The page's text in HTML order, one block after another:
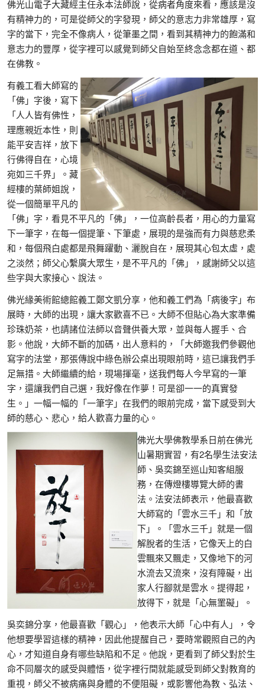
佛光山電子大藏經主任永本法師說，從病者角度來看，應該是沒
有精神力的，可是從師父的字發現，師父的意志力非常雄厚，寫
字的當下，完全不像病人，從筆墨之間，看到其精神力的飽滿和
意志力的豐厚，從字裡可以感覺到師父自始至終念念都在道、都
在佛教。
有義工看大師寫的
「佛」字後，寫下
「人人皆有佛性，
理應親近本性，則
能平安吉祥，放下
行佛得自在，心境
宛如三千界」。藏
經樓的葉師姐說，
從一個簡單平凡的
「佛」字，看見不平凡的「佛」，一位高齡長者，用心的力量寫
下一筆字，在每一個提筆、下筆處，展現的是強而有力與慈悲柔
和，每個飛白處都是飛舞躍動、灑脫自在，展現其心包太虛，處
之淡然；師父心繫廣大眾生，是不平凡的「佛」，感謝師父以這
些字與大家接心、說法。
佛光緣美術館總館義工鄭文凱分享，他和義工們為「病後字」布
展時，大師的出現，讓大家歡喜不已。大師不但貼心為大家準備
珍珠奶茶，也請諸位法師以音聲供養大眾，並與每人握手、合
影。他說，大師不斷的加碼，出人意料的，「大師邀我們參觀他
寫字的法堂，那張傳說中綠色辦公桌出現眼前時，這已讓我們手
足無措。大師繼續的給，現場揮毫，送我們每人今早寫的一筆
字，還讓我們自己選，我好像在作夢！可是卻一一的真實發
生。」一幅一幅的「一筆字」在我們的眼前完成，當下感受到大
師的慈心、悲心，給人歡喜力量的心。
佛光大學佛教學系日前在佛光
山暑期實習，有2名學生法安法
師、吳奕錦至巡山知客組服
務，在傳燈樓導覽大師的書
法。法安法師表示，他最喜歡
大師寫的「雲水三千」和「放
下」。「雲水三千」就是一個
解脫者的生活，它像天上的白
雲飄來又飄走，又像地下的河
水流去又流來，沒有障礙，出
家人行腳就是雲水。提得起，
放得下，就是「心無罣礙」。
吳奕錦分享，他最喜歡「觀心」，他表示大師「心中有人」，令
他想要學習這樣的精神，因此他提醒自己，要時常觀照自己的內
心，才知道自身有哪些缺陷和不足。他說，更看到了師父對於生
命不同層次的感受與體悟，從字裡行間就能感受到師父對教育的
重視，師父不被病痛與身體的不便阻礙，或影響他為教、弘法、